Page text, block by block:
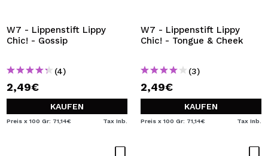
W7 - Lippenstift Lippy
Chic! - Gossip
(4)
2,49€
KAUFEN
Preis x 100 Gr: 71,14€ Tax Inb.
W7 - Lippenstift Lippy
Chic! - Tongue & Cheek
(3)
2,49€
KAUFEN
Preis x 100 Gr: 71,14€ Tax Inb.